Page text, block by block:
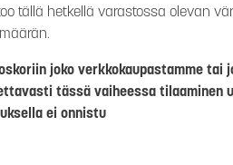
tällä hetkellä varastossa olevan
joko verkkokaupastamme tai
tässä vaiheessa tilaaminen
ei onnistu